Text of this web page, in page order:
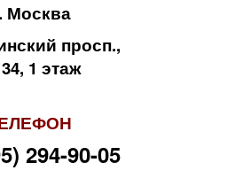
Москва
просп.,
1 этаж
294-90-05